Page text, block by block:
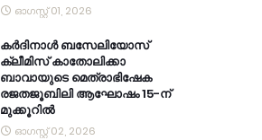
ഓഗസ്റ്റ് 01, 2026
കര്‍ദിനാള്‍ ബസേലിയോസ്
ക്ലീമിസ് കാതോലിക്കാ
ബാവായുടെ മെത്രാഭിഷേക
രജതജൂബിലി ആഘോഷം 15-ന്
മുക്കൂറില്‍
ഓഗസ്റ്റ് 02, 2026